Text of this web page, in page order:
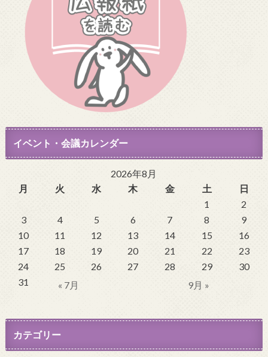
イベント・会議カレンダー
2026年8月
月
火 水 木 金 土
日
1
2
3
4 5 6 7 8
9
10
11 12 13 14 15
16
17
18 19 20 21 22
23
24
25 26 27 28 29
30
31
« 7月 9月 »
カテゴリー